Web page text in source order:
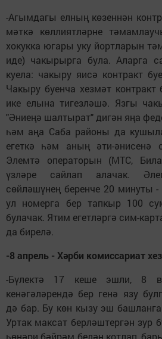
-Агымдагы елның көзеннән
мәткә көллиятләрне
хокукка югары уку йортларын
иде) чакырырга була. Аларга
куела: чакыру яисә контракт
Чакыру буенча хезмәт контракт
ике елына тигезләшә. Язгы
"Әниеңә шалтырат" дигән яңа
һәм аңа Саба районы да
егеткә һәм аның әти-әнисенә
Элемтә операторын (МТС,
үзләре сайлап алачак.
сөйләшүнең беренче 20 минуты
ул номерга бер тапкыр 100
булачак. Ятим егетләргә сим-
да бирелә.
-8 апрель - Хәрби комиссариат
-Бүлектә 17 кеше эшли, 8
кенәгәләрендә бер генә язу
дә бар. Бу көн кызу эш
Уртак максат берләштергән зур
һө­нәри бәйрәм белән котлап,